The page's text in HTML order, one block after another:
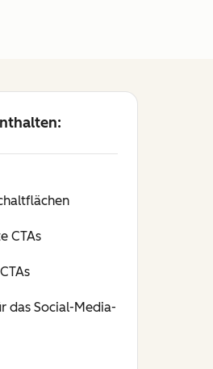
CTAs
das Social-Media-